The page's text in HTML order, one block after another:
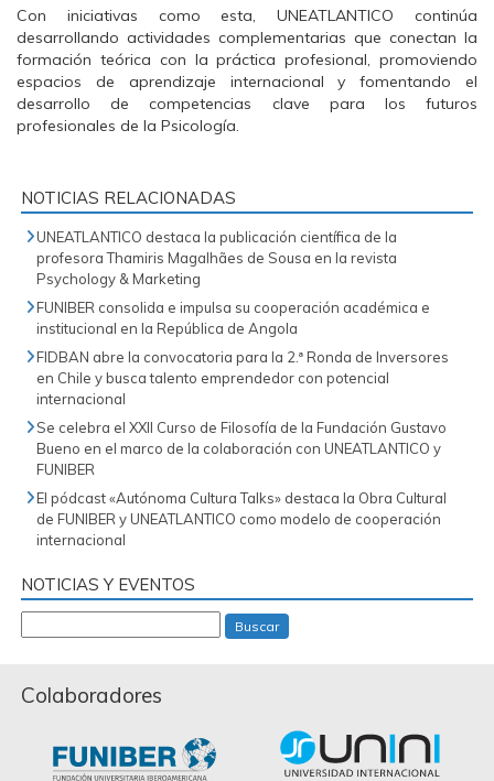
a
n
u
e
v
a
)
n
u
e
v
a
n
u
e
v
a
Con iniciativas como esta, UNEATLANTICO continúa
desarrollando actividades complementarias que conectan la
formación teórica con la práctica profesional, promoviendo
espacios de aprendizaje internacional y fomentando el
desarrollo de competencias clave para los futuros
profesionales de la Psicología.
NOTICIAS RELACIONADAS
UNEATLANTICO destaca la publicación científica de la
profesora Thamiris Magalhães de Sousa en la revista
Psychology & Marketing
FUNIBER consolida e impulsa su cooperación académica e
institucional en la República de Angola
FIDBAN abre la convocatoria para la 2.ª Ronda de Inversores
en Chile y busca talento emprendedor con potencial
internacional
Se celebra el XXII Curso de Filosofía de la Fundación Gustavo
Bueno en el marco de la colaboración con UNEATLANTICO y
FUNIBER
El pódcast «Autónoma Cultura Talks» destaca la Obra Cultural
de FUNIBER y UNEATLANTICO como modelo de cooperación
internacional
NOTICIAS Y EVENTOS
Buscar
Colaboradores